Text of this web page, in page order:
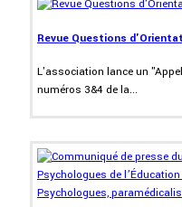
Revue Questions
L'association lance un
numéros 3&4 de la...